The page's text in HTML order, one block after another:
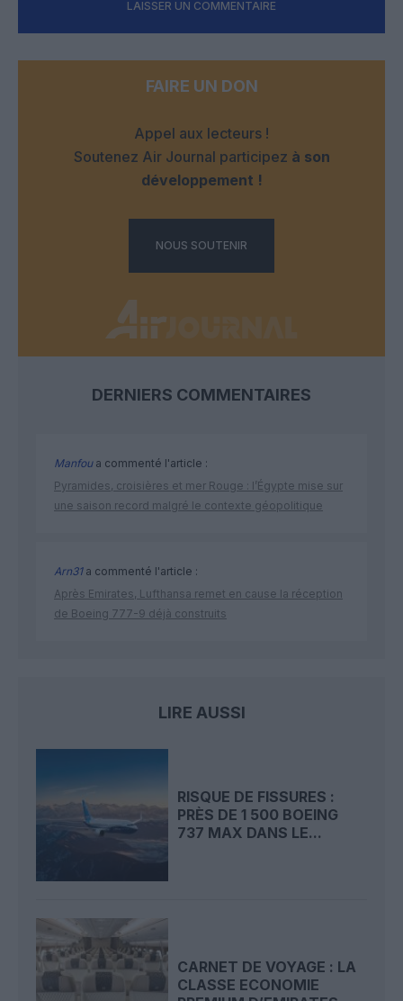
LAISSER UN COMMENTAIRE
FAIRE UN DON
Appel aux lecteurs !
Soutenez Air Journal participez à son
développement !
NOUS SOUTENIR
DERNIERS COMMENTAIRES
Manfoua commenté l'article :
Pyramides, croisières et mer Rouge : l’Égypte mise sur
une saison record malgré le contexte géopolitique
Arn31a commenté l'article :
Après Emirates, Lufthansa remet en cause la réception
de Boeing 777-9 déjà construits
LIRE AUSSI
RISQUE DE FISSURES :
PRÈS DE 1 500 BOEING
737 MAX DANS LE...
CARNET DE VOYAGE : LA
CLASSE ECONOMIE